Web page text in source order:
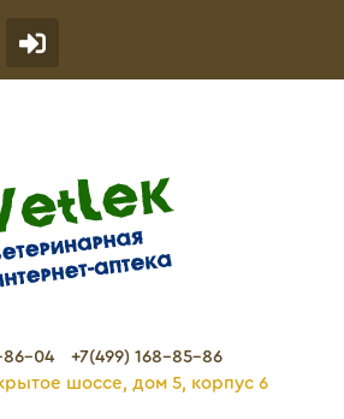
86-04
+7(499) 168-85-86
шоссе, дом 5, корпус 6